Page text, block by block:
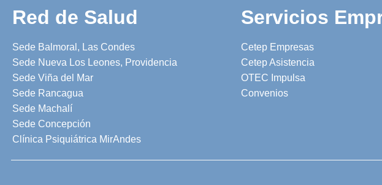
Red de Salud
Sede Balmoral, Las Condes
Sede Nueva Los Leones, Providencia
Sede Viña del Mar
Sede Rancagua
Sede Machalí
Sede Concepción
Clínica Psiquiátrica MirAndes
Servicios
Cetep Empresas
Cetep Asistencia
OTEC Impulsa
Convenios